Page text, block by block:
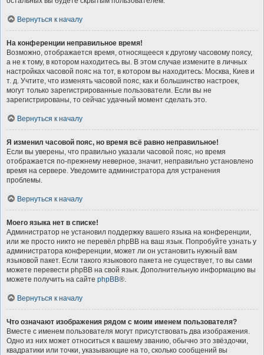
Вернуться к началу
На конференции неправильное время!
Возможно, отображается время, относящееся к другому часовому поясу,
а не к тому, в котором находитесь вы. В этом случае измените в личных
настройках часовой пояс на тот, в котором вы находитесь: Москва, Киев и
т. д. Учтите, что изменять часовой пояс, как и большинство настроек,
могут только зарегистрированные пользователи. Если вы не
зарегистрированы, то сейчас удачный момент сделать это.
Вернуться к началу
Я изменил часовой пояс, но время всё равно неправильное!
Если вы уверены, что правильно указали часовой пояс, но время
отображается по-прежнему неверное, значит, неправильно установлено
время на сервере. Уведомите администратора для устранения
проблемы.
Вернуться к началу
Моего языка нет в списке!
Администратор не установил поддержку вашего языка на конференции,
или же просто никто не перевёл phpBB на ваш язык. Попробуйте узнать у
администратора конференции, может ли он установить нужный вам
языковой пакет. Если такого языкового пакета не существует, то вы сами
можете перевести phpBB на свой язык. Дополнительную информацию вы
можете получить на сайте phpBB®.
Вернуться к началу
Что означают изображения рядом с моим именем пользователя?
Вместе с именем пользователя могут присутствовать два изображения.
Одно из них может относиться к вашему званию, обычно это звёздочки,
квадратики или точки, указывающие на то, сколько сообщений вы